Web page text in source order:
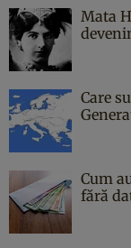
Mata
Care
Cum
fără